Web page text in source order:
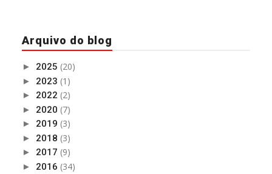
Arquivo do blog
► 2025 (20)
► 2023 (1)
► 2022 (2)
► 2020 (7)
► 2019 (3)
► 2018 (3)
► 2017 (9)
► 2016 (34)